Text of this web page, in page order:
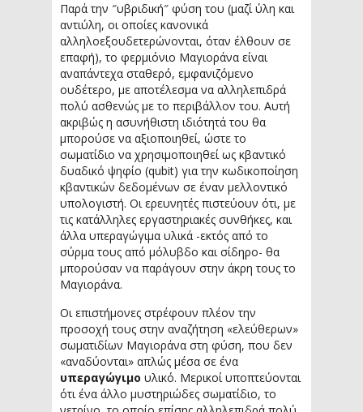
Παρά την ″υβριδική″ φύση του (μαζί ύλη και
αντιύλη, οι οποίες κανονικά
αλληλοεξουδετερώνονται, όταν έλθουν σε
επαφή), το φερμιόνιο Μαγιοράνα είναι
αναπάντεχα σταθερό, εμφανιζόμενο
ουδέτερο, με αποτέλεσμα να αλληλεπιδρά
πολύ ασθενώς με το περιβάλλον του. Αυτή
ακριβώς η ασυνήθιστη ιδιότητά του θα
μπορούσε να αξιοποιηθεί, ώστε το
σωματίδιο να χρησιμοποιηθεί ως κβαντικό
δυαδικό ψηφίο (qubit) για την κωδικοποίηση
κβαντικών δεδομένων σε έναν μελλοντικό
υπολογιστή. Οι ερευνητές πιστεύουν ότι, με
τις κατάλληλες εργαστηριακές συνθήκες, και
άλλα υπεραγώγιμα υλικά -εκτός από το
σύρμα τους από μόλυβδο και σίδηρο- θα
μπορούσαν να παράγουν στην άκρη τους το
Μαγιοράνα.
Οι επιστήμονες στρέφουν πλέον την
προσοχή τους στην αναζήτηση «ελεύθερων»
σωματιδίων Μαγιοράνα στη φύση, που δεν
«αναδύονται» απλώς μέσα σε ένα
υπεραγώγιμο υλικό. Μερικοί υποπτεύονται
ότι ένα άλλο μυστηριώδες σωματίδιο, το